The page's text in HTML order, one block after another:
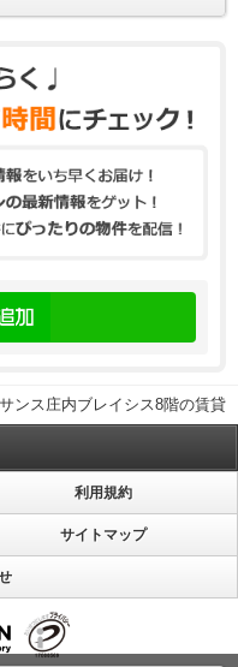
ンス庄内ブレイシス8階の賃貸
利用規約
サイトマップ